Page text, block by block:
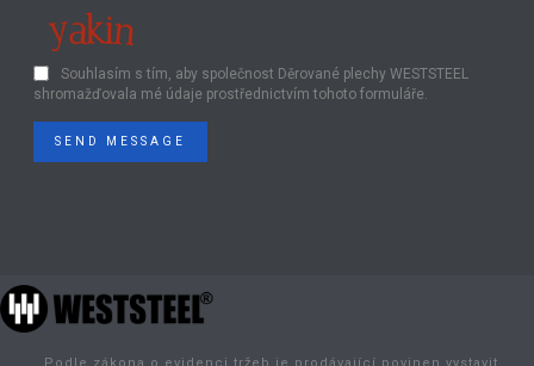
Souhlasím s tím, aby společnost Děrované plechy WESTSTEEL
shromažďovala mé údaje prostřednictvím tohoto formuláře.
SEND MESSAGE
„Podle zákona o evidenci tržeb je prodávající povinen vystavit